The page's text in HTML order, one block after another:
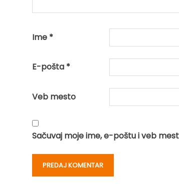
Ime *
E-pošta *
Veb mesto
Sačuvaj moje ime, e-poštu i veb